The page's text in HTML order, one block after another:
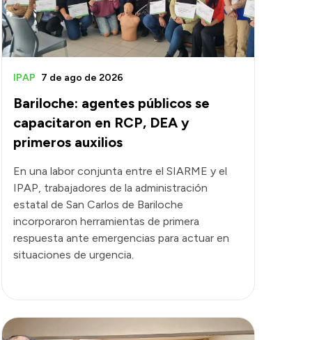
Bariloche: agentes públicos se
capacitaron en RCP, DEA y
primeros auxilios
IPAP 7 de ago de 2026
En una labor conjunta entre el SIARME y el
IPAP, trabajadores de la administración
estatal de San Carlos de Bariloche
incorporaron herramientas de primera
respuesta ante emergencias para actuar en
situaciones de urgencia.